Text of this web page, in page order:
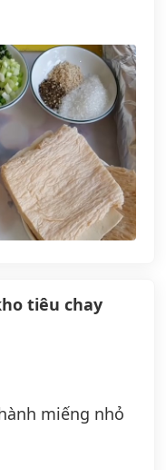
tiêu chay
miếng nhỏ